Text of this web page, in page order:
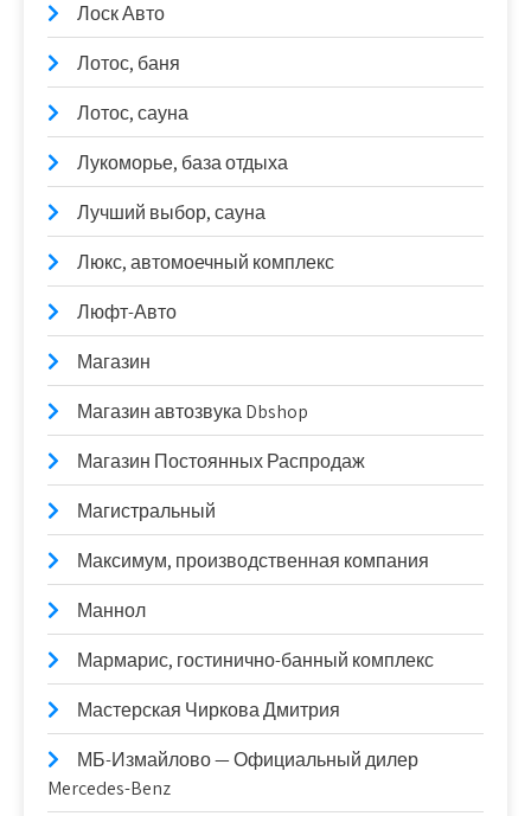
Лоск Авто
Лотос, баня
Лотос, сауна
Лукоморье, база отдыха
Лучший выбор, сауна
Люкс, автомоечный комплекс
Люфт-Авто
Магазин
Магазин автозвука Dbshop
Магазин Постоянных Распродаж
Магистральный
Максимум, производственная компания
Маннол
Мармарис, гостинично-банный комплекс
Мастерская Чиркова Дмитрия
МБ-Измайлово — Официальный дилер
Mercedes-Benz